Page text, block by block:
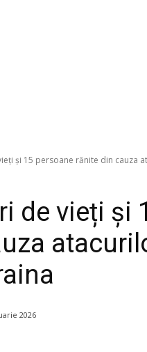
și 15 persoane rănite din cauza
de vieți și
2026